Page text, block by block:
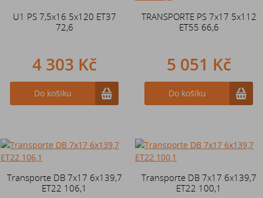
U1 PS 7,5x16 5x120 ET37
72,6
4 303 Kč
Do košíku
TRANSPORTE PS 7x17 5x112
ET55 66,6
5 051 Kč
Do košíku
Transporte DB 7x17 6x139,7
ET22 106,1
Transporte DB 7x17 6x139,7
ET22 100,1